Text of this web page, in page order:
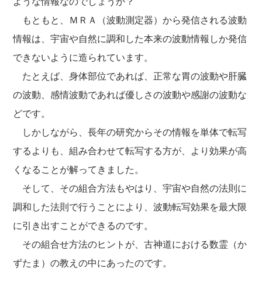
もともと、ＭＲＡ（波動測定器）から発信される波動
情報は、宇宙や自然に調和した本来の波動情報しか発信
できないように造られています。
たとえば、身体部位であれば、正常な胃の波動や肝臓
の波動、感情波動であれば優しさの波動や感謝の波動な
どです。
しかしながら、長年の研究からその情報を単体で転写
するよりも、組み合わせて転写する方が、より効果が高
くなることが解ってきました。
そして、その組合方法もやはり、宇宙や自然の法則に
調和した法則で行うことにより、波動転写効果を最大限
に引き出すことができるのです。
その組合せ方法のヒントが、古神道における数霊（か
ずたま）の教えの中にあったのです。